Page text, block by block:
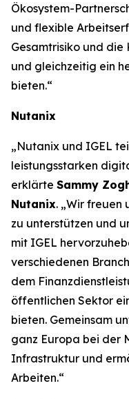
Ökosystem-
und flexible
Gesamtrisiko und die
und gleichzeitig ein
bieten.“
Nutanix
„Nutanix und IGEL
leistungsstarken
erklärte Sammy
Nutanix. „Wir freuen
zu unterstützen und
mit IGEL
verschiedenen
dem
öffentlichen Sektor
bieten. Gemeinsam
ganz Europa bei der
Infrastruktur und
Arbeiten.“